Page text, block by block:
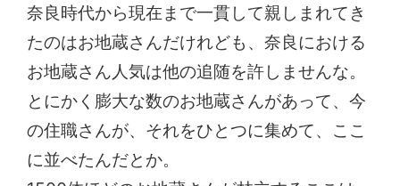
奈良時代から現在まで一貫して親しまれてき
たのはお地蔵さんだけれども、奈良における
お地蔵さん人気は他の追随を許しませんな。
とにかく膨大な数のお地蔵さんがあって、今
の住職さんが、それをひとつに集めて、ここ
に並べたんだとか。